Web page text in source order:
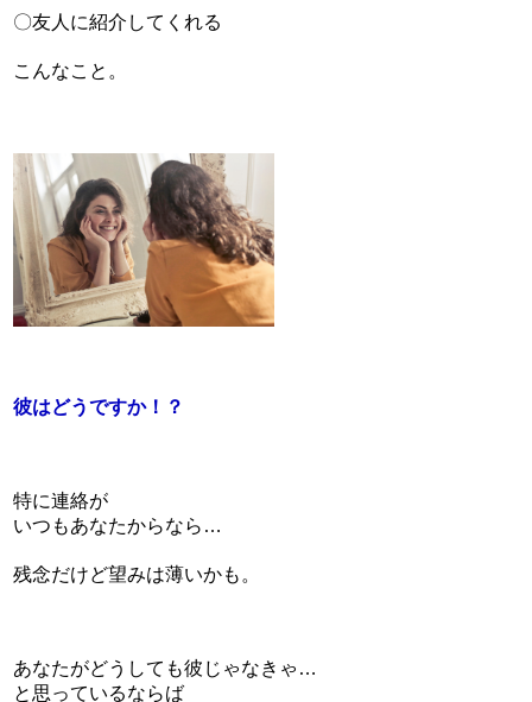
〇友人に紹介してくれる
こんなこと。
彼はどうですか！？
特に連絡が
いつもあなたからなら…
残念だけど望みは薄いかも。
あなたがどうしても彼じゃなきゃ…
と思っているならば